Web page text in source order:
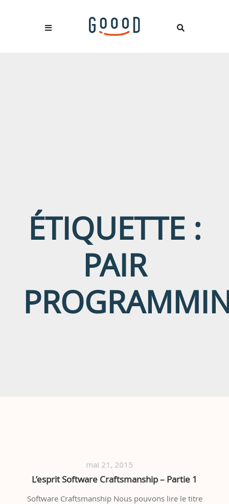
ÉTIQUETTE :
PAIR
mai 21, 2015
L’esprit Software Craftsmanship – Partie 1
Software Craftsmanship Nous pouvons lire le titre